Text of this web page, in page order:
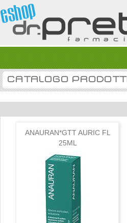
CATALOGO PRODOTTI
ANAURAN*GTT AURIC FL
25ML